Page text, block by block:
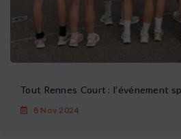
Tout Rennes Court : l’événement
8 Nov 2024